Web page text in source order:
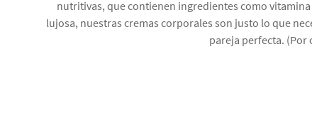
nutritivas, que contienen ingredientes como vitamina
lujosa, nuestras cremas corporales son justo lo que
pareja perfecta. (Por